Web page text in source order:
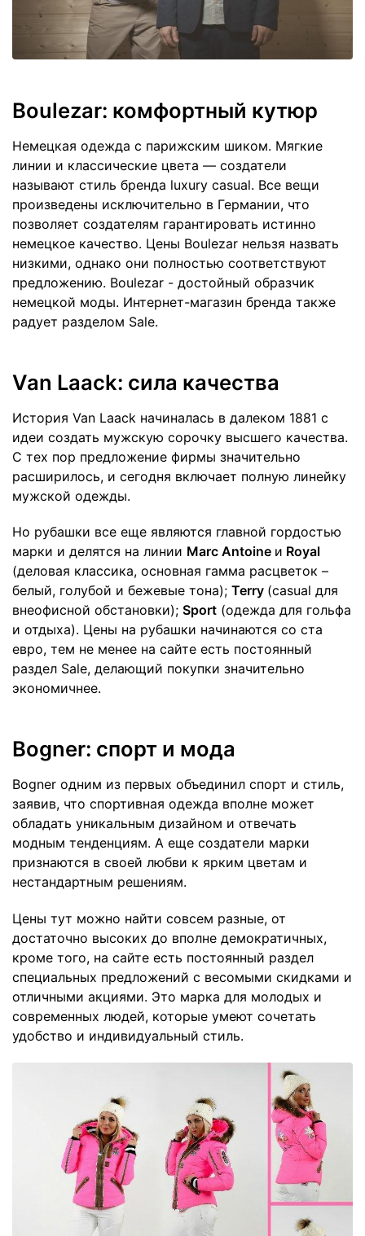
Boulezar: комфортный кутюр
Немецкая одежда с парижским шиком. Мягкие
линии и классические цвета — создатели
называют стиль бренда luxury casual. Все вещи
произведены исключительно в Германии, что
позволяет создателям гарантировать истинно
немецкое качество. Цены Boulezar нельзя назвать
низкими, однако они полностью соответствуют
предложению. Boulezar - достойный образчик
немецкой моды. Интернет-магазин бренда также
радует разделом Sale.
Van Laack: сила качества
История Van Laack начиналась в далеком 1881 с
идеи создать мужскую сорочку высшего качества.
С тех пор предложение фирмы значительно
расширилось, и сегодня включает полную линейку
мужской одежды.
Но рубашки все еще являются главной гордостью
марки и делятся на линии Marc Antoine и Royal
(деловая классика, основная гамма расцветок –
белый, голубой и бежевые тона); Terry (casual для
внеофисной обстановки); Sport (одежда для гольфа
и отдыха). Цены на рубашки начинаются со ста
евро, тем не менее на сайте есть постоянный
раздел Sale, делающий покупки значительно
экономичнее.
Bogner: спорт и мода
Bogner одним из первых объединил спорт и стиль,
заявив, что спортивная одежда вполне может
обладать уникальным дизайном и отвечать
модным тенденциям. А еще создатели марки
признаются в своей любви к ярким цветам и
нестандартным решениям.
Цены тут можно найти совсем разные, от
достаточно высоких до вполне демократичных,
кроме того, на сайте есть постоянный раздел
специальных предложений с весомыми скидками и
отличными акциями. Это марка для молодых и
современных людей, которые умеют сочетать
удобство и индивидуальный стиль.